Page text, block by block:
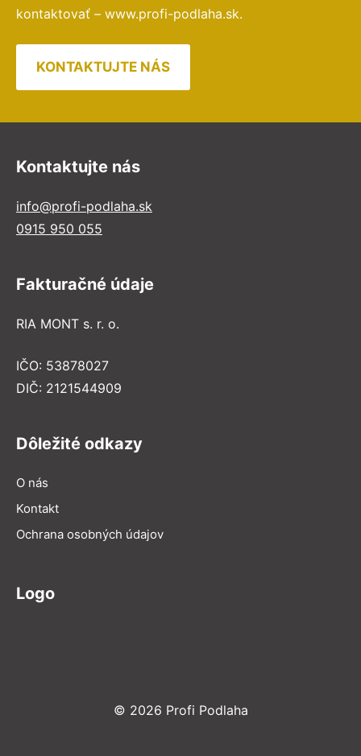
kontaktovať – www.profi-podlaha.sk.
KONTAKTUJTE NÁS
Kontaktujte nás
info@profi-podlaha.sk
0915 950 055
Fakturačné údaje
RIA MONT s. r. o.
IČO: 53878027
DIČ: 2121544909
Dôležité odkazy
O nás
Kontakt
Ochrana osobných údajov
Logo
© 2026 Profi Podlaha